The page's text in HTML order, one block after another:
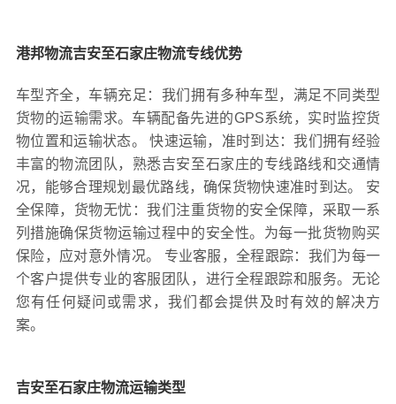
港邦物流吉安至石家庄物流专线优势
车型齐全，车辆充足：我们拥有多种车型，满足不同类型
货物的运输需求。车辆配备先进的GPS系统，实时监控货
物位置和运输状态。 快速运输，准时到达：我们拥有经验
丰富的物流团队，熟悉吉安至石家庄的专线路线和交通情
况，能够合理规划最优路线，确保货物快速准时到达。 安
全保障，货物无忧：我们注重货物的安全保障，采取一系
列措施确保货物运输过程中的安全性。为每一批货物购买
保险，应对意外情况。 专业客服，全程跟踪：我们为每一
个客户提供专业的客服团队，进行全程跟踪和服务。无论
您有任何疑问或需求，我们都会提供及时有效的解决方
案。
吉安至石家庄物流运输类型